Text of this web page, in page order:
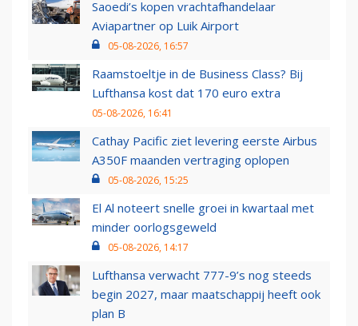
Saoedi’s kopen vrachtafhandelaar
Aviapartner op Luik Airport
05-08-2026, 16:57
Raamstoeltje in de Business Class? Bij
Lufthansa kost dat 170 euro extra
05-08-2026, 16:41
Cathay Pacific ziet levering eerste Airbus
A350F maanden vertraging oplopen
05-08-2026, 15:25
El Al noteert snelle groei in kwartaal met
minder oorlogsgeweld
05-08-2026, 14:17
Lufthansa verwacht 777-9’s nog steeds
begin 2027, maar maatschappij heeft ook
plan B